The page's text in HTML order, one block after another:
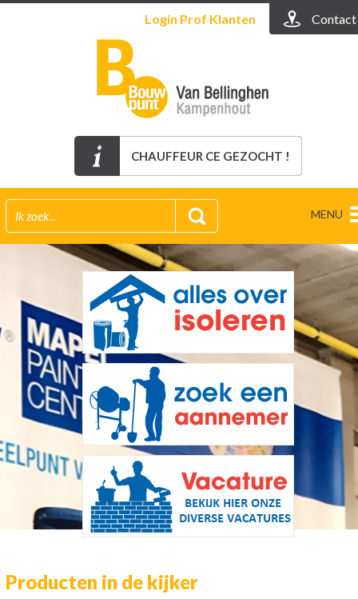
Login Prof Klanten Contact
CHAUFFEUR CE GEZOCHT !
MENU
Producten in de kijker